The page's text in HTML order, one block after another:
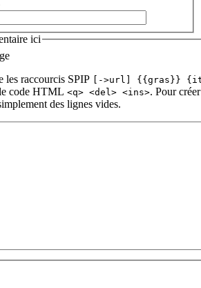
ici
les raccourcis SPIP
[->url] {{gras}}
code HTML <q> <del> <ins>. Pour
des lignes vides.